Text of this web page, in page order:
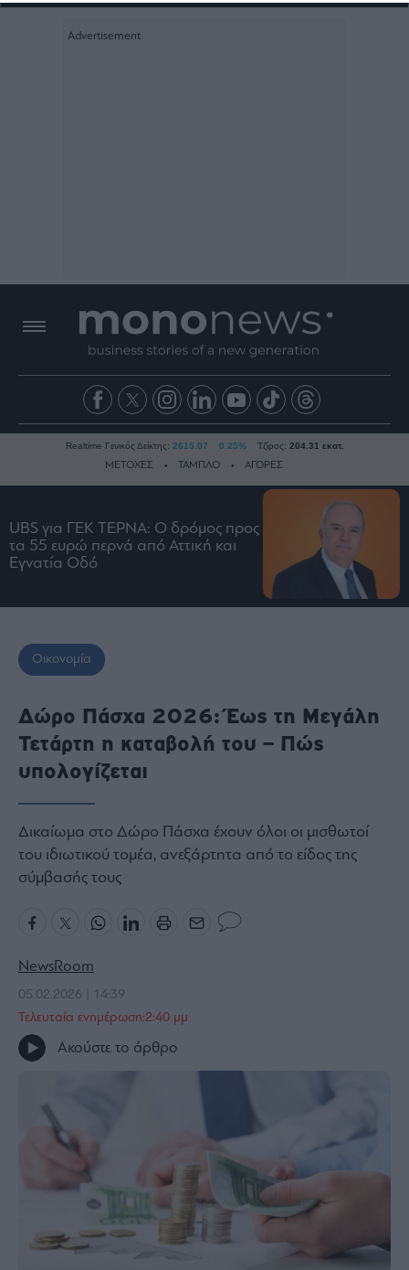
Ειδήσεις
Οικονομία
Ναυτιλία
Real
Ενέργεια
Πολιτική
Πολιτισμός
Bloomberg
Financial
Times
The
Wiseman
Room
301
My
Media
Winners
Rumors
Realtime Γενικός Δείκτης: 2615.07 0.25% Τζίρος: 204.31 εκατ.
ΜΕΤΟΧΕΣ ΤΑΜΠΛΟ ΑΓΟΡΕΣ
UBS για ΓΕΚ ΤΕΡΝΑ: Ο δρόμος προς
τα 55 ευρώ περνά από Αττική και
Εγνατία Οδό
Οικονομία
Δώρο Πάσχα 2026: Έως τη Μεγάλη
Τετάρτη η καταβολή του – Πώς
υπολογίζεται
Δικαίωμα στο Δώρο Πάσχα έχουν όλοι οι μισθωτοί
του ιδιωτικού τομέα, ανεξάρτητα από το είδος της
σύμβασής τους
NewsRoom
05.02.2026 | 14:39
Τελευταία ενημέρωση:2:40 μμ
Ακούστε το άρθρο